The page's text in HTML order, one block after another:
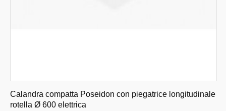
Calandra compatta Poseidon con piegatrice longitudinale
rotella Ø 600 elettrica